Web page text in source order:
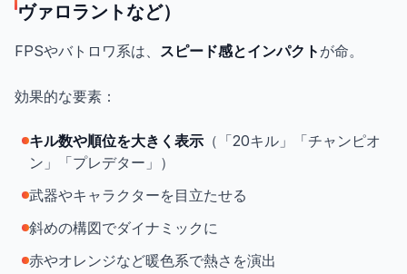
ヴァロラントなど）
FPSやバトロワ系は、 スピード感とインパクト が命。
効果的な要素：
キル数や順位を大きく表示 （「20キル」「チャンピオ
ン」「プレデター」）
武器やキャラクターを目立たせる
斜めの構図でダイナミックに
赤やオレンジなど暖色系で熱さを演出